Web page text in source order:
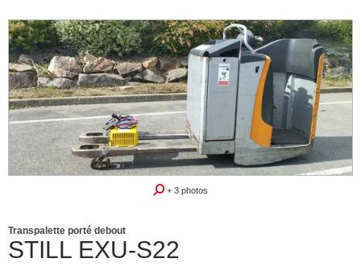
Révisé repeint garantie
+ 3 photos
STILL EXU-S22
Transpalette porté debout